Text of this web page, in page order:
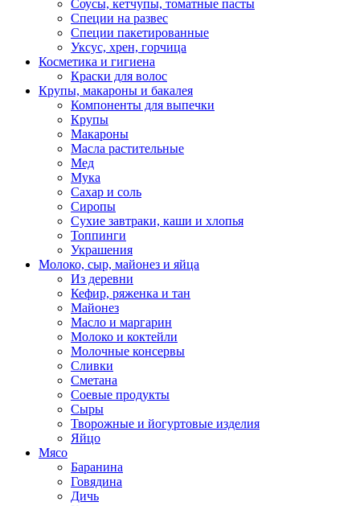
Соусы, кетчупы, томатные пасты
Специи на развес
Специи пакетированные
Уксус, хрен, горчица
Косметика и гигиена
Краски для волос
Крупы, макароны и бакалея
Компоненты для выпечки
Крупы
Макароны
Масла растительные
Мед
Мука
Сахар и соль
Сиропы
Сухие завтраки, каши и хлопья
Топпинги
Украшения
Молоко, сыр, майонез и яйца
Из деревни
Кефир, ряженка и тан
Майонез
Масло и маргарин
Молоко и коктейли
Молочные консервы
Сливки
Сметана
Соевые продукты
Сыры
Творожные и йогуртовые изделия
Яйцо
Мясо
Баранина
Говядина
Дичь